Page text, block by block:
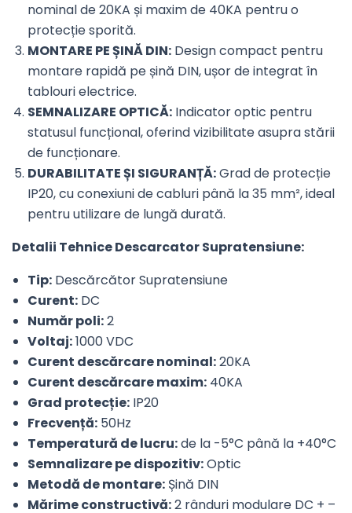
nominal de 20KA și maxim de 40KA pentru o
protecție sporită.
MONTARE PE ȘINĂ DIN: Design compact pentru
montare rapidă pe șină DIN, ușor de integrat în
tablouri electrice.
SEMNALIZARE OPTICĂ: Indicator optic pentru
statusul funcțional, oferind vizibilitate asupra stării
de funcționare.
DURABILITATE ȘI SIGURANȚĂ:Grad de protecție
IP20, cu conexiuni de cabluri până la 35 mm², ideal
pentru utilizare de lungă durată.
Detalii Tehnice Descarcator Supratensiune:
Tip: Descărcător Supratensiune
Curent: DC
Număr poli:2
Voltaj:1000 VDC
Curent descărcare nominal:20KA
Curent descărcare maxim: 40KA
Grad protecție: IP20
Frecvență: 50Hz
Temperatură de lucru:de la -5°C până la +40°C
Semnalizare pe dispozitiv:Optic
Metodă de montare: Șină DIN
Mărime constructivă:2 rânduri modulare DC + –